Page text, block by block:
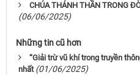
CHÚA THÁNH THẦN TRONG
(06/06/2025)
Những tin cũ hơn
“Giải trừ vũ khí trong truyền
nhất (01/06/2025)